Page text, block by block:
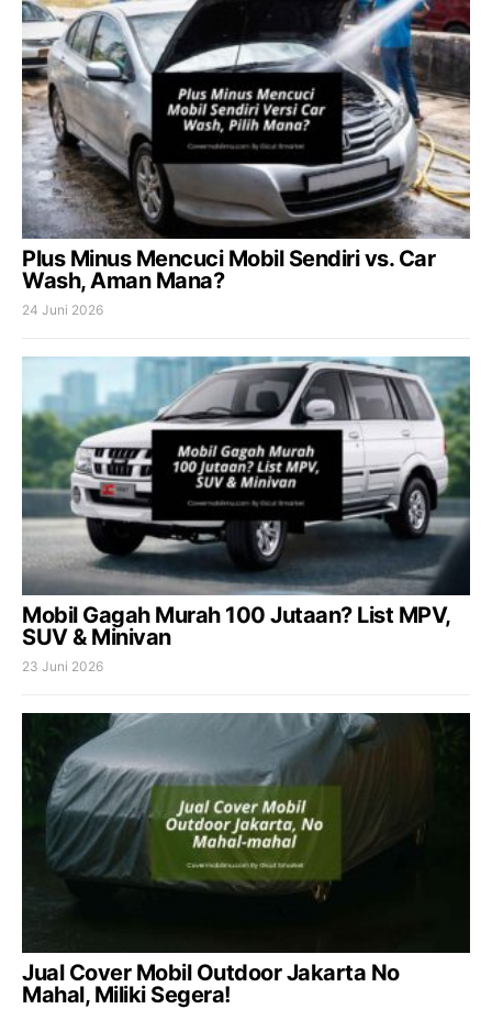
Plus Minus Mencuci Mobil Sendiri vs. Car
Wash, Aman Mana?
24 Juni 2026
Mobil Gagah Murah 100 Jutaan? List MPV,
SUV & Minivan
23 Juni 2026
Jual Cover Mobil Outdoor Jakarta No
Mahal, Miliki Segera!